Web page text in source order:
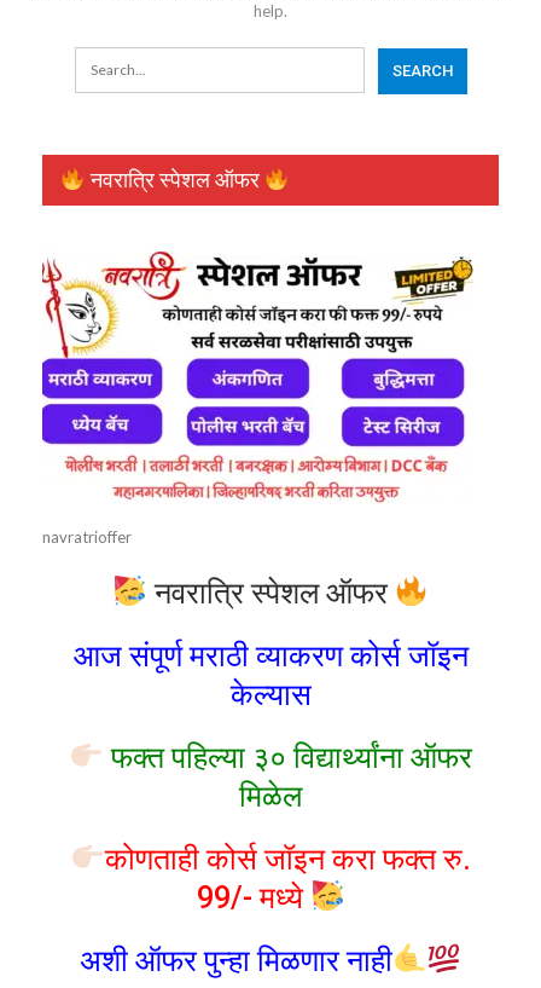
help.
नवरात्रि स्पेशल ऑफर
navratrioffer
नवरात्रि स्पेशल ऑफर
आज संपूर्ण मराठी व्याकरण कोर्स जॉइन
केल्यास
फक्त पहिल्या ३० विद्यार्थ्यांना ऑफर
मिळेल
कोणताही कोर्स जॉइन करा फक्त रु.
99/- मध्ये
अशी ऑफर पुन्हा मिळणार नाही